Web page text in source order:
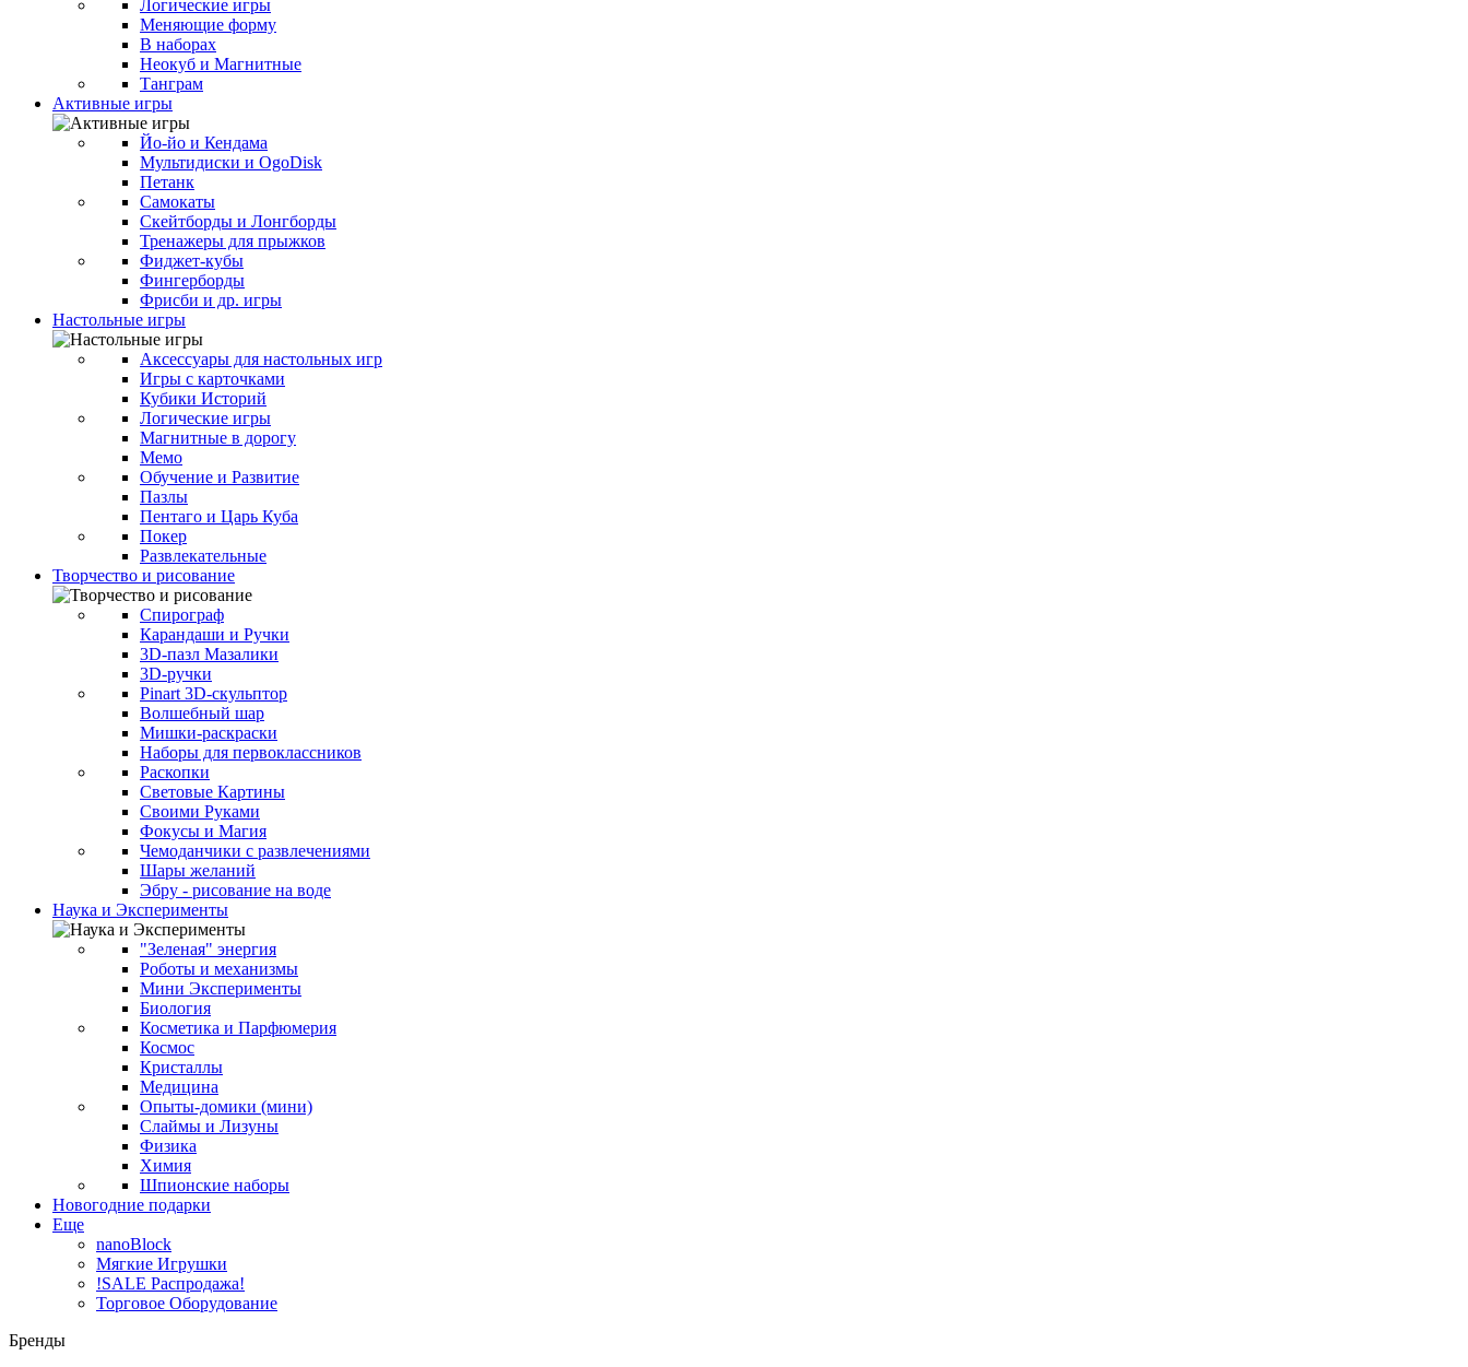
Логические игры
Меняющие форму
В наборах
Неокуб и Магнитные
Танграм
Активные игры
Йо-йо и Кендама
Мультидиски и OgoDisk
Петанк
Самокаты
Скейтборды и Лонгборды
Тренажеры для прыжков
Фиджет-кубы
Фингерборды
Фрисби и др. игры
Настольные игры
Аксессуары для настольных игр
Игры с карточками
Кубики Историй
Логические игры
Магнитные в дорогу
Мемо
Обучение и Развитие
Пазлы
Пентаго и Царь Куба
Покер
Развлекательные
Творчество и рисование
Спирограф
Карандаши и Ручки
3D-пазл Мазалики
3D-ручки
Pinart 3D-скульптор
Волшебный шар
Мишки-раскраски
Наборы для первоклассников
Раскопки
Световые Картины
Своими Руками
Фокусы и Магия
Чемоданчики с развлечениями
Шары желаний
Эбру - рисование на воде
Наука и Эксперименты
"Зеленая" энергия
Роботы и механизмы
Мини Эксперименты
Биология
Косметика и Парфюмерия
Космос
Кристаллы
Медицина
Опыты-домики (мини)
Слаймы и Лизуны
Физика
Химия
Шпионские наборы
Новогодние подарки
Еще
nanoBlock
Мягкие Игрушки
!SALE Распродажа!
Торговое Оборудование
Бренды